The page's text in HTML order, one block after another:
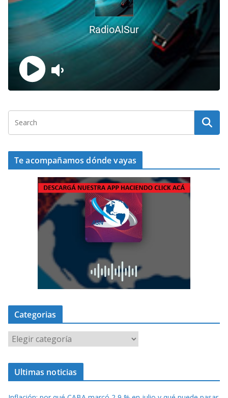
Te acompañamos dónde vayas
Categorias
t
Ultimas noticias